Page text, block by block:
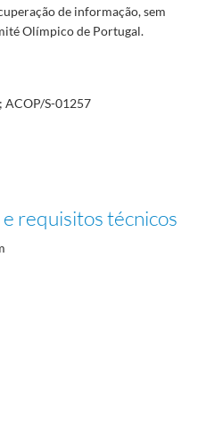
de informação, sem
Olímpico de Portugal.
ACOP/S-01257
requisitos técnicos